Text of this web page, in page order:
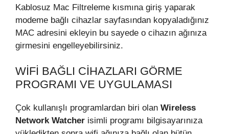
Kablosuz Mac Filtreleme kısmına giriş yaparak
modeme bağlı cihazlar sayfasından kopyaladığınız
MAC adresini ekleyin bu sayede o cihazın ağınıza
girmesini engelleyebilirsiniz.
WIFI BAĞLI CIHAZLARI GÖRME
PROGRAMI VE UYGULAMASI
Çok kullanışlı programlardan biri olan Wireless
Network Watcher isimli programı bilgisayarınıza